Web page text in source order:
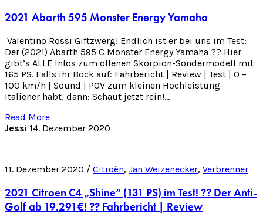
2021 Abarth 595 Monster Energy Yamaha
Valentino Rossi Giftzwerg! Endlich ist er bei uns im Test:
Der (2021) Abarth 595 C Monster Energy Yamaha ?? Hier
gibt’s ALLE Infos zum offenen Skorpion-Sondermodell mit
165 PS. Falls ihr Bock auf: Fahrbericht | Review | Test | 0 –
100 km/h | Sound | POV zum kleinen Hochleistung-
Italiener habt, dann: Schaut jetzt rein!…
Read More
Jessi 14. Dezember 2020
11. Dezember 2020 / Citroën, Jan Weizenecker, Verbrenner
2021 Citroen C4 „Shine“ (131 PS) im Test! ?‍? Der Anti-
Golf ab 19.291€! ?? Fahrbericht | Review